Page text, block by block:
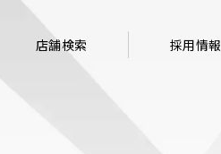
店舗検索 採用情報